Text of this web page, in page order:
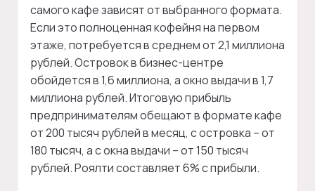
самого кафе зависят от выбранного формата.
Если это полноценная кофейня на первом
этаже, потребуется в среднем от 2,1 миллиона
рублей. Островок в бизнес-центре
обойдется в 1,6 миллиона, а окно выдачи в 1,7
миллиона рублей. Итоговую прибыль
предпринимателям обещают в формате кафе
от 200 тысяч рублей в месяц, с островка – от
180 тысяч, а с окна выдачи – от 150 тысяч
рублей. Роялти составляет 6% с прибыли.